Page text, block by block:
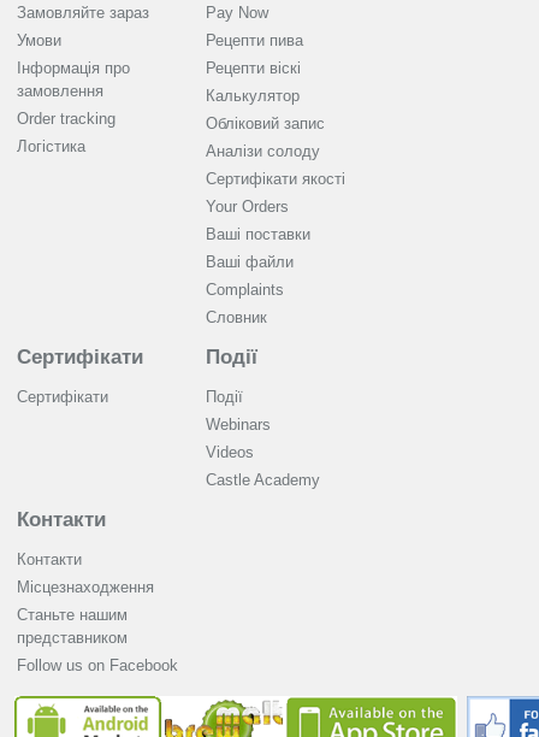
Замовляйте зараз
Умови
Інформація про
замовлення
Order tracking
Логістика
Pay Now
Рецепти пива
Рецепти віскі
Калькулятор
Обліковий запис
Аналізи солоду
Cертифікати якості
Your Orders
Ваші поставки
Ваші файли
Complaints
Словник
Сертифікати
Сертифікати
Події
Події
Webinars
Videos
Castle Academy
Контакти
Контакти
Місцезнаходження
Станьте нашим
представником
Follow us on Facebook